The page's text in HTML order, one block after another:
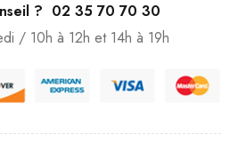
? 02 35 70 70 30
/ 10h à 12h et 14h à 19h